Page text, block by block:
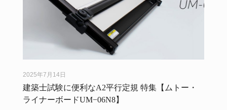
2025年7月14日
建築士試験に便利なA2平行定規 特集【ムトー・
ライナーボードUM−06N8】